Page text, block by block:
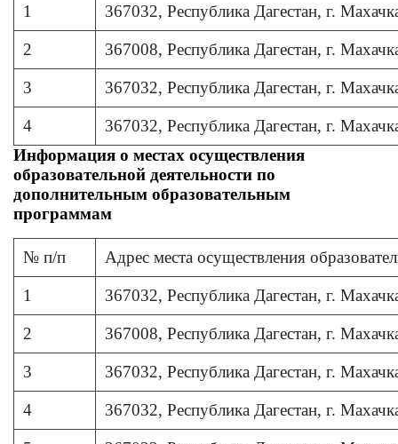
1 367032, Республика Дагестан, г.
2 367008, Республика Дагестан, г.
3 367032, Республика Дагестан, г.
4
367032, Республика Дагестан, г.
Информация о местах осуществления
образовательной деятельности по
дополнительным образовательным
программам
№ п/п Адрес места осуществления
1 367032, Республика Дагестан, г.
2 367008, Республика Дагестан, г.
3 367032, Республика Дагестан, г.
4 367032, Республика Дагестан, г.